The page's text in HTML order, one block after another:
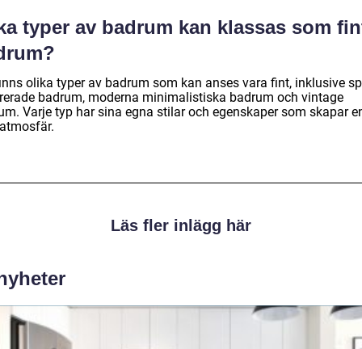
typer av badrum kan klassas som
olika typer av badrum som kan anses vara fint, inklusive
badrum, moderna minimalistiska badrum och vintage
Varje typ har sina egna stilar och egenskaper som skapar
Läs fler inlägg här